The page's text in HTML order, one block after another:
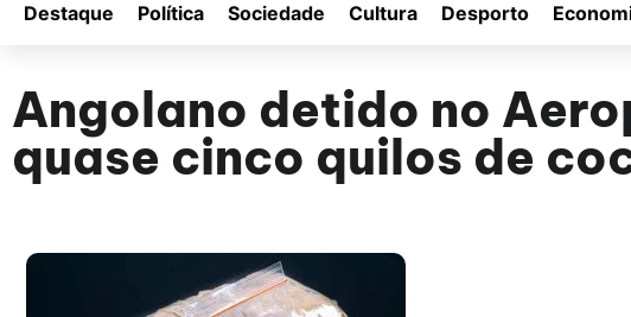
Destaque Política Sociedade Cultura Desporto
Angolano detido no
quase cinco quilos de